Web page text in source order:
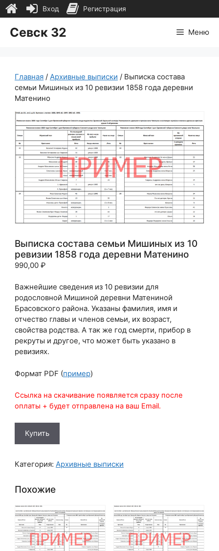
Севск 32 Меню
Главная / Архивные выписки / Выписка состава
семьи Мишиных из 10 ревизии 1858 года деревни
Матенино
Выписка состава семьи Мишиных из 10
ревизии 1858 года деревни Матенино
990,00 ₽
Важнейшие сведения из 10 ревизии для
родословной Мишиной деревни Матениной
Брасовского района. Указаны фамилия, имя и
отчество главы и членов семьи, их возраст,
свойства родства. А так же год смерти, прибор в
рекруты и другое, что может быть указано в
ревизиях.
Формат PDF (пример)
Ссылка на скачивание появляется сразу после
оплаты + будет отправлена на ваш Email.
товара
состава
семьи
из
ревизии
1858
года
деревни
Купить
Категория: Архивные выписки
Похожие
Вход Регистрация